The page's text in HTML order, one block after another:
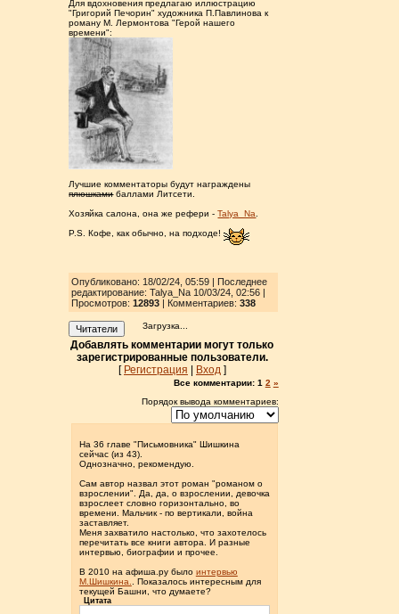
Для вдохновения предлагаю иллюстрацию
"Григорий Печорин" художника П.Павлинова к
роману М. Лермонтова "Герой нашего
времени":
Лучшие комментаторы будут награждены
плюшкамибаллами Литсети.
Хозяйка салона, она же рефери -Talya_Na
P.S. Кофе, как обычно, на подходе!
Опубликовано: 18/02/24, 05:59 | Последнее
редактирование: Talya_Na 10/03/24, 02:56 |
Просмотров: 12893| Комментариев: 338
Читатели Загрузка...
Добавлять комментарии могут только
зарегистрированные пользователи.
[ Регистрация Вход]
Все комментарии: 1 2 »
Порядок вывода комментариев:
На 36 главе "Письмовника" Шишкина
сейчас (из 43).
Однозначно, рекомендую.
Сам автор назвал этот роман "романом о
взрослении". Да, да, о взрослении, девочка
взрослеет словно горизонтально, во
времени. Мальчик - по вертикали, война
заставляет.
Меня захватило настолько, что захотелось
перечитать все книги автора. И разные
интервью, биографии и прочее.
В 2010 на афиша.ру было интервью
М.Шишкина.
. Показалось интересным для
текущей Башни, что думаете?
Цитата